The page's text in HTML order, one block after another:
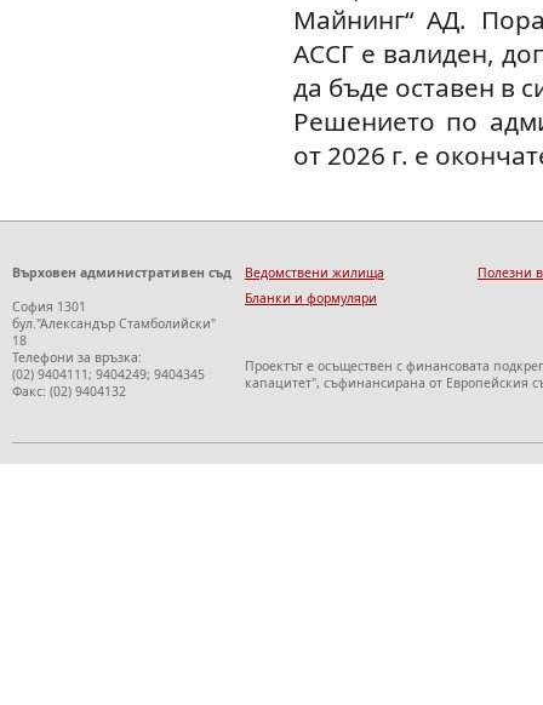
Майнинг“ АД.
АССГ е валиден,
да бъде оставен в
Решението по
от 2026 г. е
Върховен административен съд
София 1301
бул."Александър Стамболийски"
18
Телефони за връзка:
(02) 9404111; 9404249; 9404345
Факс: (02) 9404132
Ведомствени жилища
Бланки и формуляри
Полезни
Проектът е осъществен с финансовата
капацитет", съфинансирана от Европейския